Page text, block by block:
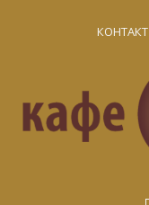
КОНТАКТ